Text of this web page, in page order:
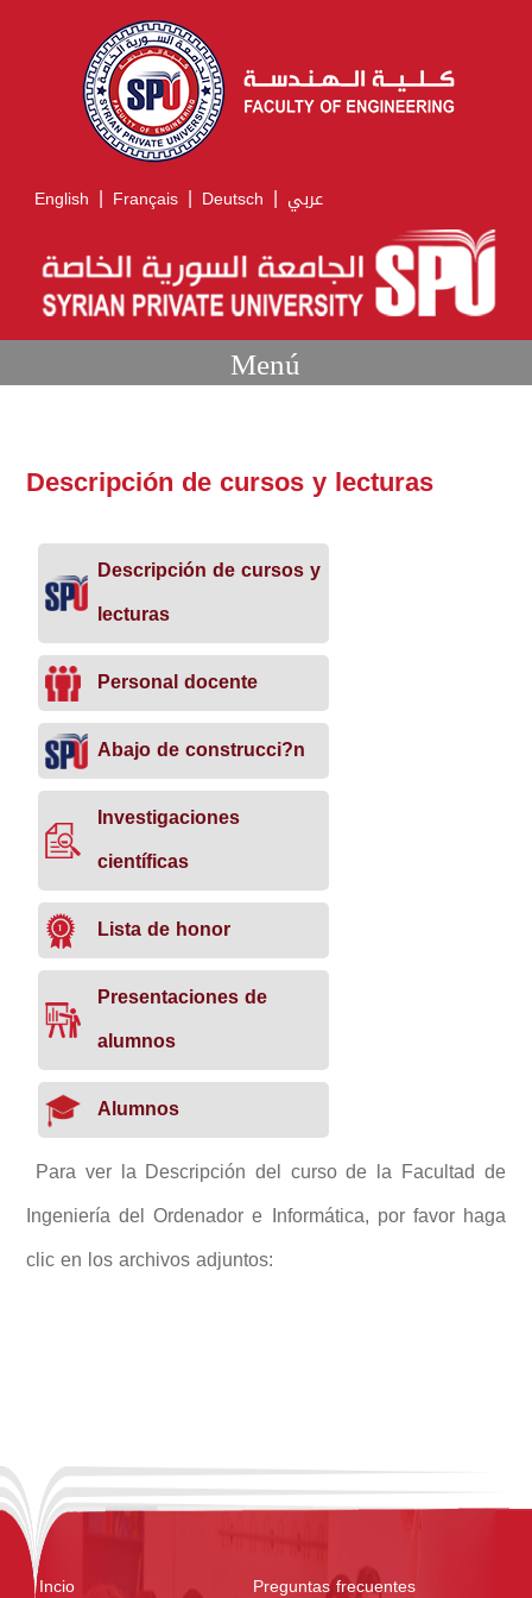
English | Français | Deutsch | عربي
Menú
Descripción de cursos y lecturas
Descripción de cursos y
lecturas
Personal docente
Abajo de construcci?n
Investigaciones
científicas
Lista de honor
Presentaciones de
alumnos
Alumnos
Abajo
de
construcción
Abajo
de
construcci?
n
Abajo
de
construcción
Para ver la Descripción del curso de la Facultad de
Ingeniería del Ordenador e Informática, por favor haga
clic en los archivos adjuntos:
Incio Preguntas frecuentes